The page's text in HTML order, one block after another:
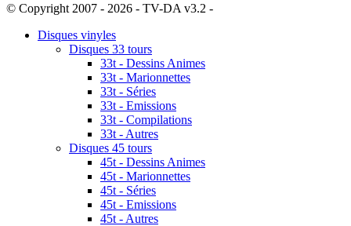
© Copyright 2007 - 2026 - TV-DA v3.2 -
Disques vinyles
Disques 33 tours
33t - Dessins Animes
33t - Marionnettes
33t - Séries
33t - Emissions
33t - Compilations
33t - Autres
Disques 45 tours
45t - Dessins Animes
45t - Marionnettes
45t - Séries
45t - Emissions
45t - Autres